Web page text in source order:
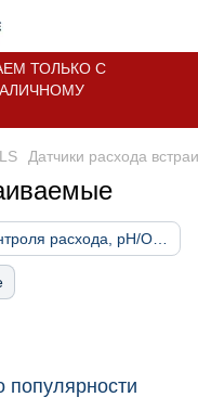
ТОЛЬКО С
Датчики расхода
популярности